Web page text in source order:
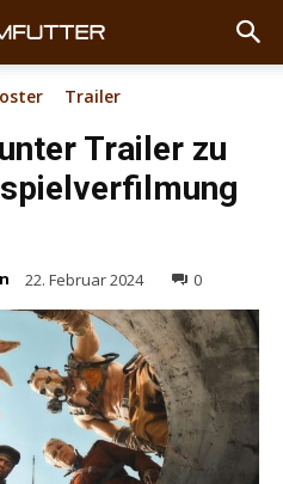
Trailer
Trailer zu
22. Februar 2024 0